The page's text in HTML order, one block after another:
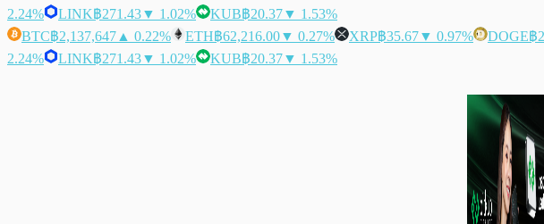
2.24%
LINK฿271.43▼ 1.02% KUB฿20.37▼ 1.53%
BTC฿2,137,647 ▲ 0.22% ETH฿62,216.00▼ 0.27% XRP฿35.67▼ 0.97% DOGE฿
2.24%
LINK฿271.43▼ 1.02% KUB฿20.37▼ 1.53%